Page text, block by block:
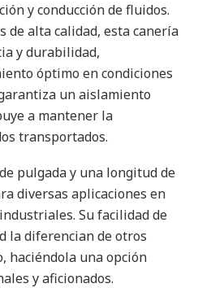
y conducción de fluidos.
de alta calidad, esta canería
y durabilidad,
óptimo en condiciones
un aislamiento
a mantener la
transportados.
pulgada y una longitud de
diversas aplicaciones en
Su facilidad de
la diferencian de otros
haciéndola una opción
y aficionados.